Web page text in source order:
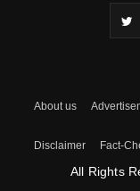
About us
Disclaimer Fact-
All Rights